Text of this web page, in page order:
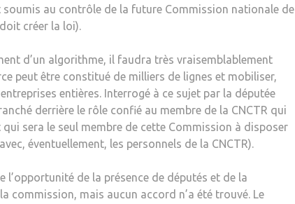
au contrôle de la future Commission nationale de
créer la loi).
d’un algorithme, il faudra très vraisemblablement
peut être constitué de milliers de lignes et mobiliser,
entières. Interrogé à ce sujet par la députée
derrière le rôle confié au membre de la CNCTR qui
sera le seul membre de cette Commission à disposer
éventuellement, les personnels de la CNCTR).
de la présence de députés et de la
commission, mais aucun accord n’a été trouvé. Le